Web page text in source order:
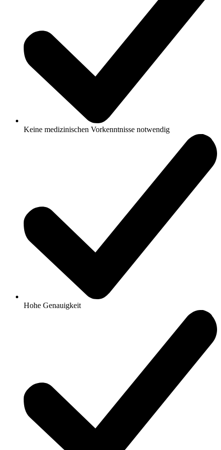
Keine medizinischen Vorkenntnisse notwendig
Hohe Genauigkeit